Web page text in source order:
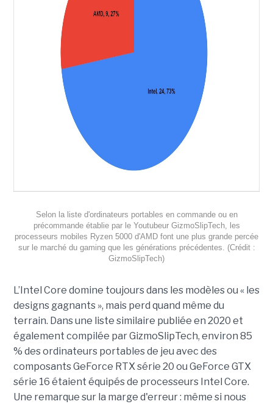
Selon la liste d'ordinateurs portables en commande ou en
précommande établie par le Youtubeur GizmoSlipTech, les
processeurs mobiles Ryzen 5000 d'AMD font une plus grande percée
sur le marché du gaming que les générations précédentes. (Crédit :
GizmoSlipTech)
L’Intel Core domine toujours dans les modèles ou « les
designs gagnants », mais perd quand même du
terrain. Dans une liste similaire publiée en 2020 et
également compilée par GizmoSlipTech, environ 85
% des ordinateurs portables de jeu avec des
composants GeForce RTX série 20 ou GeForce GTX
série 16 étaient équipés de processeurs Intel Core.
Une remarque sur la marge d'erreur : même si nous